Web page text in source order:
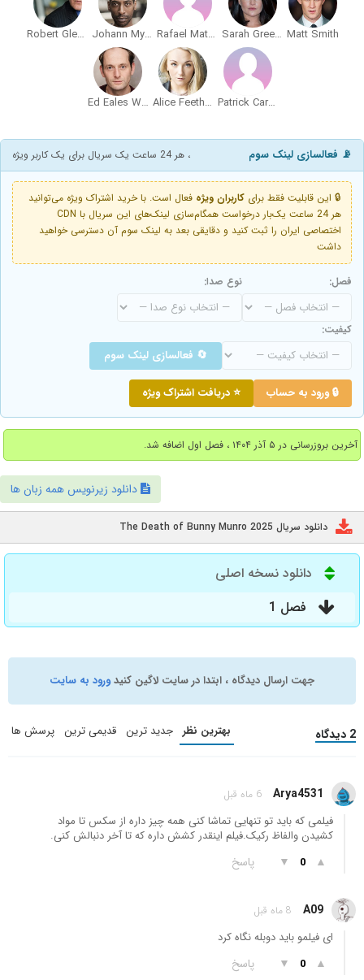
Matt Smith
Sarah Greene
Rafael Mathé
Johann Myers
Robert Glenister
Patrick Carswell
Alice Feetham
Ed Eales White
📡 فعالسازی لینک سوم ، هر 24 ساعت یک سریال برای یک کاربر ویژه
🔒 این قابلیت فقط برای کاربران ویژه فعال است. با خرید اشتراک ویژه می‌توانید
هر 24 ساعت یک‌بار درخواست همگام‌سازی لینک‌های این سریال با CDN
اختصاصی ایران را ثبت کنید و دقایقی بعد به لینک سوم آن دسترسی خواهید
داشت
فصل: نوع صدا:
کیفیت:
🔄 فعالسازی لینک سوم
🔒 ورود به حساب ⭐ دریافت اشتراک ویژه
آخرین بروزرسانی در ۵ آذر ۱۴۰۴ ، فصل اول اضافه شد.
دانلود زیرنویس همه زبان ها
دانلود سریال The Death of Bunny Munro 2025
دانلود نسخه اصلی
فصل 1
جهت ارسال دیدگاه ، ابتدا در سایت لاگین کنیدورود به سایت
2 دیدگاه بهترین نظر جدید ترین قدیمی ترین پرسش ها
Arya4531 6 ماه قبل
فیلمی که باید تو تنهایی تماشا کنی همه چیز داره از سکس تا مواد
کشیدن والفاظ رکیک.فیلم اینقدر کشش داره که تا آخر دنبالش کنی.
▲
0
▼ پاسخ
A09 8 ماه قبل
ای فیلمو باید دوبله نگاه کرد
▲
0
▼ پاسخ